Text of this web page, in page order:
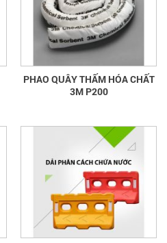
PHAO QUÂY THẤM HÓA CHẤT
3M P200